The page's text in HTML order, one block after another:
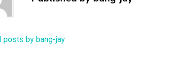
posts by bang-jay